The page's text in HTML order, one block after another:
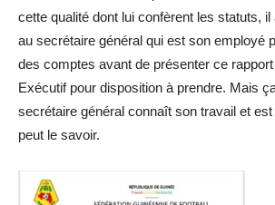
cette qualité dont lui confèrent les statuts, il
au secrétaire général qui est son employé
des comptes avant de présenter ce
Exécutif pour disposition à prendre. Mais
secrétaire général connaît son travail et est
peut le savoir.